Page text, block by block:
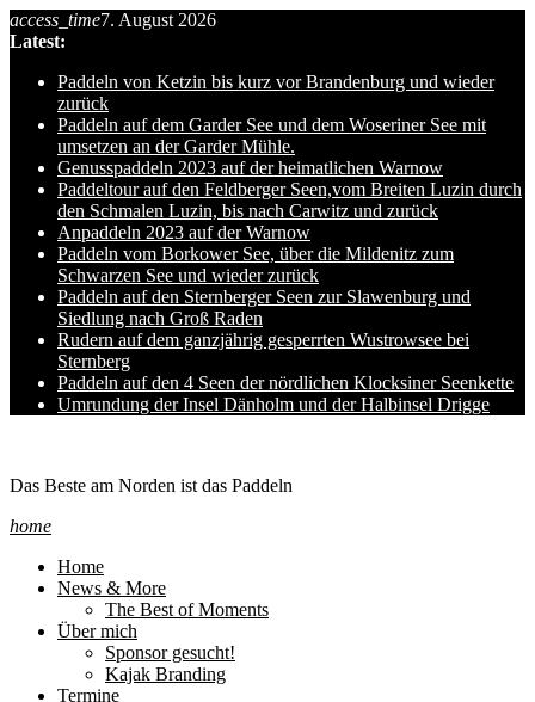
Skip
to
content
access_time7. August 2026
Latest:
Paddeln von Ketzin bis kurz vor Brandenburg und wieder
zurück
Paddeln auf dem Garder See und dem Woseriner See mit
umsetzen an der Garder Mühle.
Genusspaddeln 2023 auf der heimatlichen Warnow
Paddeltour auf den Feldberger Seen,vom Breiten Luzin durch
den Schmalen Luzin, bis nach Carwitz und zurück
Anpaddeln 2023 auf der Warnow
Paddeln vom Borkower See, über die Mildenitz zum
Schwarzen See und wieder zurück
Paddeln auf den Sternberger Seen zur Slawenburg und
Siedlung nach Groß Raden
Rudern auf dem ganzjährig gesperrten Wustrowsee bei
Sternberg
Paddeln auf den 4 Seen der nördlichen Klocksiner Seenkette
Umrundung der Insel Dänholm und der Halbinsel Drigge
Das Beste am Norden ist das Paddeln
home
Home
News & More
The Best of Moments
Über mich
Sponsor gesucht!
Kajak Branding
Termine